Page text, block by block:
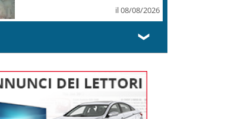
il 08/08/2026